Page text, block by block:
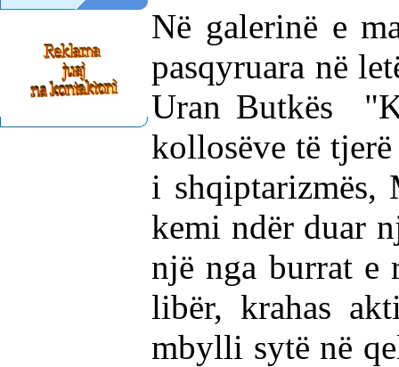
Në galerinë e
pasqyruara në
Uran Butkës
kollosëve të
i shqiptarizmës,
kemi ndër duar
një nga burrat e
libër, krahas
mbylli sytë në